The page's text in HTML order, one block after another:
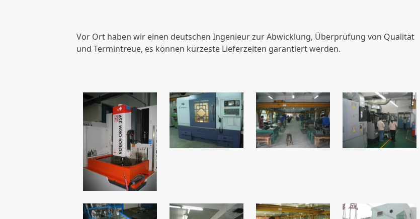
Vor Ort haben wir einen deutschen Ingenieur zur Abwicklung, Überprüfung von Qualität
und Termintreue, es können kürzeste Lieferzeiten garantiert werden.